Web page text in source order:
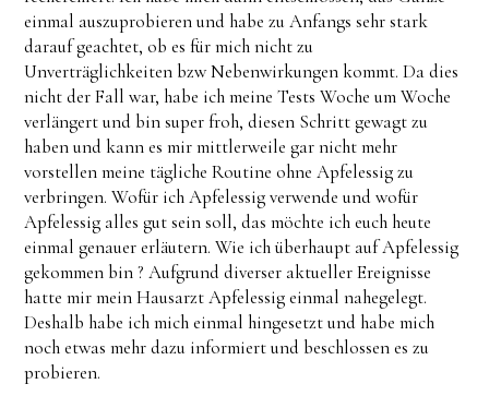
einmal auszuprobieren und habe zu Anfangs sehr stark
darauf geachtet, ob es für mich nicht zu
Unverträglichkeiten bzw Nebenwirkungen kommt. Da dies
nicht der Fall war, habe ich meine Tests Woche um Woche
verlängert und bin super froh, diesen Schritt gewagt zu
haben und kann es mir mittlerweile gar nicht mehr
vorstellen meine tägliche Routine ohne Apfelessig zu
verbringen. Wofür ich Apfelessig verwende und wofür
Apfelessig alles gut sein soll, das möchte ich euch heute
einmal genauer erläutern. Wie ich überhaupt auf Apfelessig
gekommen bin ? Aufgrund diverser aktueller Ereignisse
hatte mir mein Hausarzt Apfelessig einmal nahegelegt.
Deshalb habe ich mich einmal hingesetzt und habe mich
noch etwas mehr dazu informiert und beschlossen es zu
probieren.